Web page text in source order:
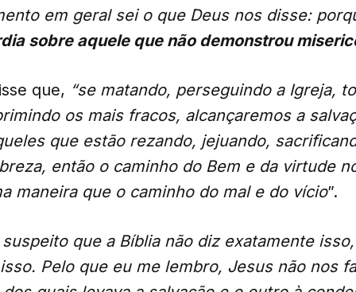
em geral sei o que Deus nos disse:
sobre aquele que não demonstrou
que, “se matando, perseguindo a Igreja,
os mais fracos, alcançaremos a
que estão rezando, jejuando,
então o caminho do Bem e da virtude
maneira que o caminho do mal e do vício”.
que a Bíblia não diz exatamente
Pelo que eu me lembro, Jesus não nos